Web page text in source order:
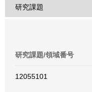
研究課題
研究課題/領域番号
12055101